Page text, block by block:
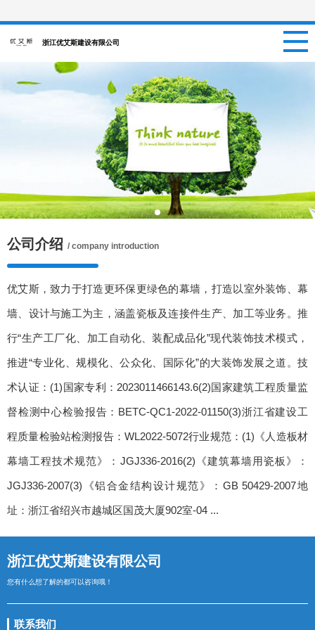
浙江优艾斯建设有限公司
网站首页
新闻资讯
项目信息
招聘信息
案例中心
公司介绍 / company introduction
优艾斯，致力于打造更环保更绿色的幕墙，打造以室外装饰、幕
墙、设计与施工为主，涵盖瓷板及连接件生产、加工等业务。推
行“生产工厂化、加工自动化、装配成品化”现代装饰技术模式，
推进“专业化、规模化、公众化、国际化”的大装饰发展之道。技
术认证：(1)国家专利：2023011466143.6(2)国家建筑工程质量监
督检测中心检验报告：BETC-QC1-2022-01150(3)浙江省建设工
程质量检验站检测报告：WL2022-5072行业规范：(1)《人造板材
幕墙工程技术规范》：JGJ336-2016(2)《建筑幕墙用瓷板》：
JGJ336-2007(3)《铝合金结构设计规范》：GB 50429-2007地
址：浙江省绍兴市越城区国茂大厦902室-04 ...
浙江优艾斯建设有限公司
您有什么想了解的都可以咨询哦！
联系我们